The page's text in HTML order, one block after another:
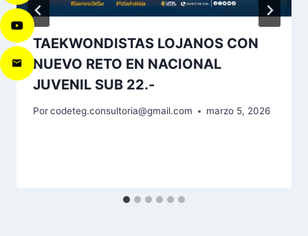
TAEKWONDISTAS LOJANOS CON
NUEVO RETO EN NACIONAL
JUVENIL SUB 22.-
Porcodeteg.consultoria@gmail.com marzo 5, 2026